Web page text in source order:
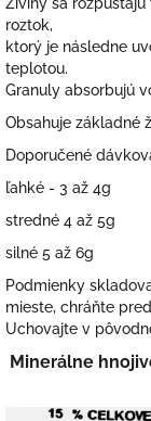
Živiny sa
roztok,
ktorý je následne
teplotou.
Granuly absorbujú
Obsahuje základné
Doporučené
ľahké - 3 až 4g
stredné 4 až 5g
silné 5 až 6g
Podmienky
mieste, chráňte
Uchovajte v
Minerálne